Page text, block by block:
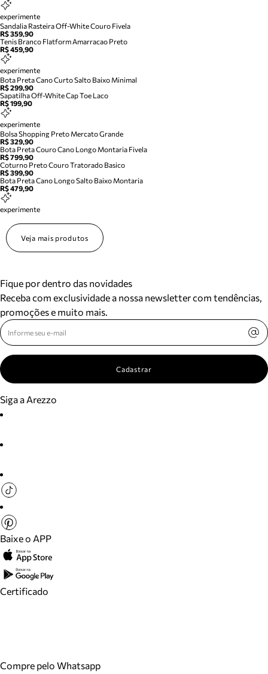
experimente
Sandalia Rasteira Off-White Couro Fivela
R$ 359,90
Tenis Branco Flatform Amarracao Preto
R$ 459,90
experimente
Bota Preta Cano Curto Salto Baixo Minimal
R$ 299,90
Sapatilha Off-White Cap Toe Laco
R$ 199,90
experimente
Bolsa Shopping Preto Mercato Grande
R$ 329,90
Bota Preta Couro Cano Longo Montaria Fivela
R$ 799,90
Coturno Preto Couro Tratorado Basico
R$ 399,90
Bota Preta Cano Longo Salto Baixo Montaria
R$ 479,90
experimente
Veja mais produtos
Fique por dentro das novidades
Receba com exclusividade a nossa newsletter com tendências,
promoções e muito mais.
Cadastrar
Siga a Arezzo
Baixe o APP
Certificado
Compre pelo Whatsapp